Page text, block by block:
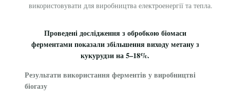
використовувати для виробництва електроенергії та тепла.
Проведені дослідження з обробкою біомаси
ферментами показали збільшення виходу метану з
кукурудзи на 5–18%.
Результати використання ферментів у виробництві
біогазу